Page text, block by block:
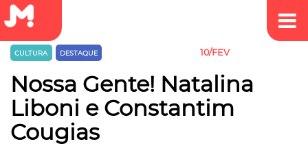
CULTURA DESTAQUE 10/FEV
Nossa Gente! Natalina
Liboni e Constantim
Cougias